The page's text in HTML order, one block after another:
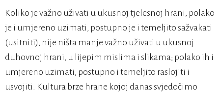
Koliko je važno uživati u ukusnoj tjelesnoj hrani, polako
je i umjereno uzimati, postupno je i temeljito sažvakati
(usitniti), nije ništa manje važno uživati u ukusnoj
duhovnoj hrani, u lijepim mislima i slikama; polako ih i
umjereno uzimati, postupno i temeljito raslojiti i
usvojiti. Kultura brze hrane kojoj danas svjedočimo